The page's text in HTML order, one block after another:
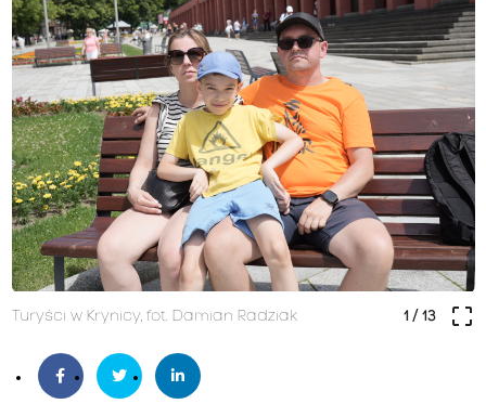
Turyści w Krynicy, fot. Damian Radziak crop_free
1/ 13